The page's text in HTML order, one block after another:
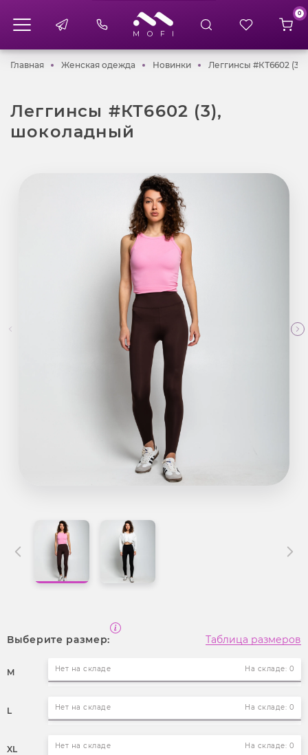
0
ГлавнаяГлавнаяЖенская одежда Женская одежда
НовинкиНовинкиЛеггинсы #КТ6602
Леггинсы #КТ6602 (3),
шоколадный
Выберите размер: Таблица размеров
M Нет на складе На складе: 0
L Нет на складе На складе: 0
XL Нет на складе На складе: 0